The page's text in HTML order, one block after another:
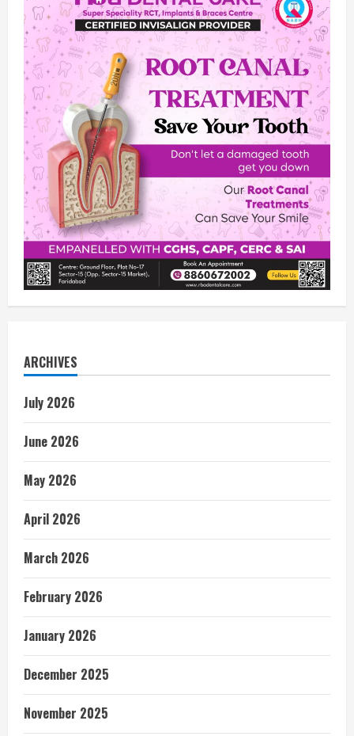
ARCHIVES
July 2026
June 2026
May 2026
April 2026
March 2026
February 2026
January 2026
December 2025
November 2025